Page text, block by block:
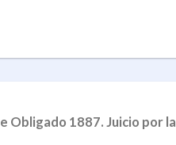
Obligado 1887. Juicio por la